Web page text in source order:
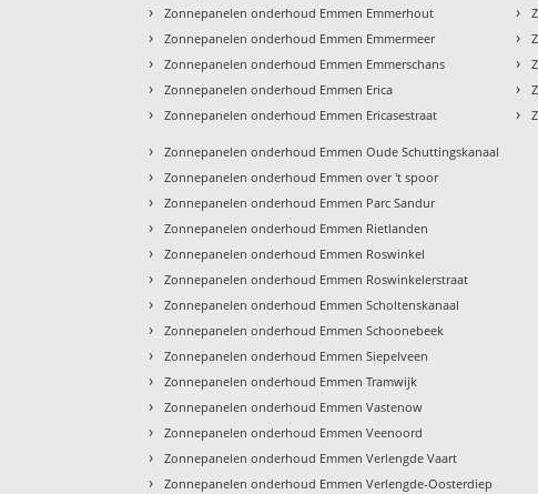
› Zonnepanelen onderhoud Emmen Emmerhout
› Zonnepanelen onderhoud Emmen Emmermeer
› Zonnepanelen onderhoud Emmen Emmerschans
› Zonnepanelen onderhoud Emmen Erica
› Zonnepanelen onderhoud Emmen Ericasestraat
›
›
›
›
›
› Zonnepanelen onderhoud Emmen Oude Schuttingskanaal
› Zonnepanelen onderhoud Emmen over 't spoor
› Zonnepanelen onderhoud Emmen Parc Sandur
› Zonnepanelen onderhoud Emmen Rietlanden
› Zonnepanelen onderhoud Emmen Roswinkel
› Zonnepanelen onderhoud Emmen Roswinkelerstraat
› Zonnepanelen onderhoud Emmen Scholtenskanaal
› Zonnepanelen onderhoud Emmen Schoonebeek
› Zonnepanelen onderhoud Emmen Siepelveen
› Zonnepanelen onderhoud Emmen Tramwijk
› Zonnepanelen onderhoud Emmen Vastenow
› Zonnepanelen onderhoud Emmen Veenoord
› Zonnepanelen onderhoud Emmen Verlengde Vaart
› Zonnepanelen onderhoud Emmen Verlengde-Oosterdiep